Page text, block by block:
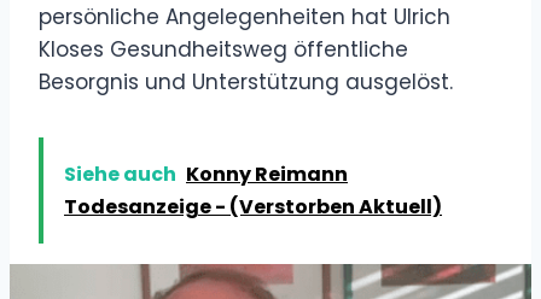
persönliche Angelegenheiten hat Ulrich
Kloses Gesundheitsweg öffentliche
Besorgnis und Unterstützung ausgelöst.
Siehe auch Konny Reimann
Todesanzeige - (Verstorben Aktuell)